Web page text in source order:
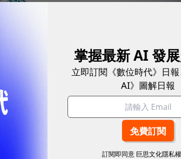
來？和其它數個同期成立的對手公司不
掌握最新 AI 發
立即訂閱《數位時代》日
AI》圖解日報
訂閱即同意 巨思文化隱私